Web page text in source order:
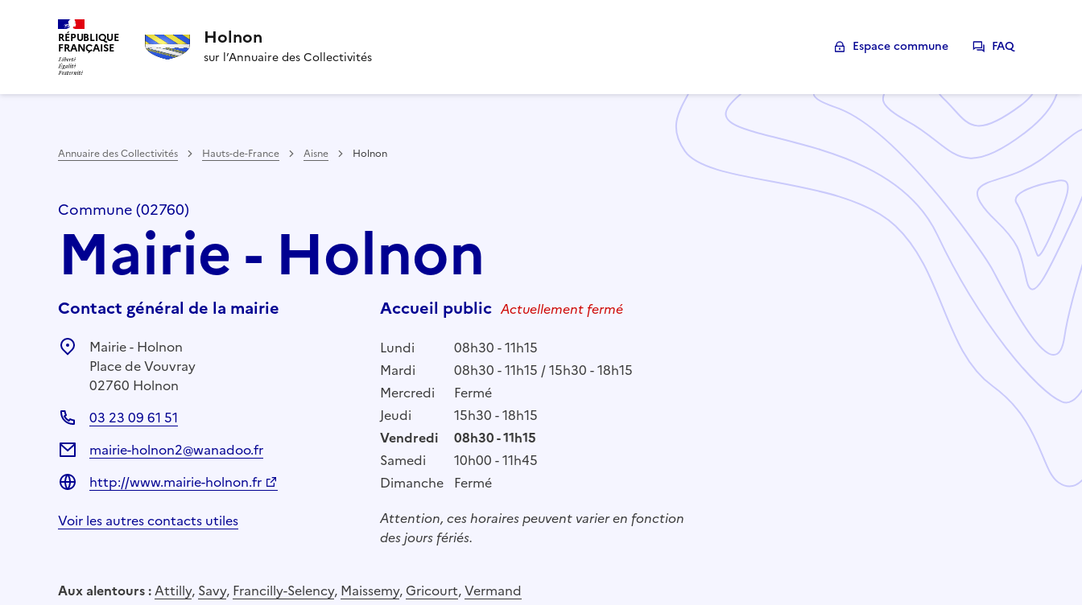
RÉPUBLIQUE
FRANÇAISE Holnon
sur l’Annuaire des Collectivités
Espace commune FAQ
Annuaire des Collectivités Hauts-de-France Aisne Holnon
Commune (02760)
Mairie - Holnon
Contact général de la mairie
Mairie - Holnon
Place de Vouvray
02760 Holnon
03 23 09 61 51
mairie-holnon2@wanadoo.fr
http://www.mairie-holnon.fr
Voir les autres contacts utiles
Accueil public Actuellement fermé
Lundi
08h30 - 11h15
Mardi
08h30 - 11h15 / 15h30 - 18h15
Mercredi
Fermé
Jeudi
15h30 - 18h15
Vendredi
08h30 - 11h15
Samedi
10h00 - 11h45
Dimanche Fermé
Attention, ces horaires peuvent varier en fonction
des jours fériés.
Aux alentours :Attilly, Savy, Francilly-Selency, Maissemy,Gricourt,Vermand